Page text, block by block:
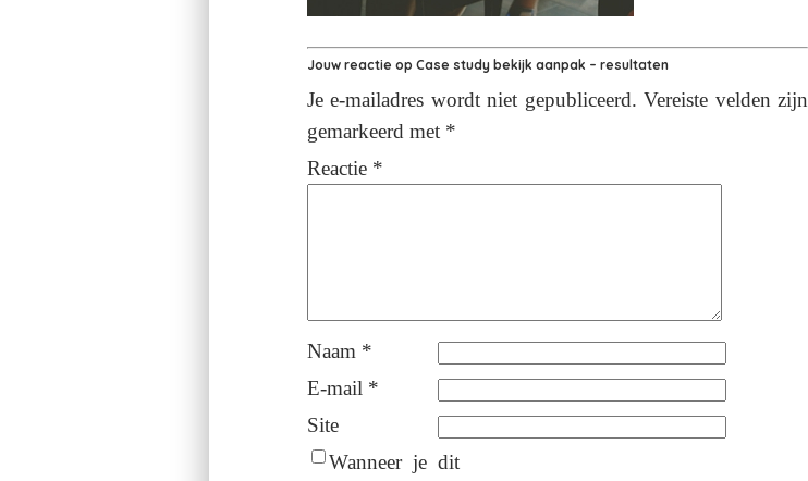
Jouw reactie op Case study bekijk aanpak – resultaten
Je e-mailadres wordt niet gepubliceerd. Vereiste velden zijn
gemarkeerd met *
Reactie *
Naam *
E-mail *
Site
Wanneer je dit